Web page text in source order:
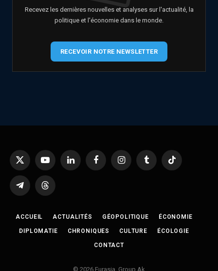
Recevez les dernières nouvelles et analyses sur l'actualité, la
politique et l'économie dans le monde.
RECEVOIR NOTRE NEWSLETTER
X
YouTubeLinkedIn FacebookInstagramTumblr TikTok
TelegramThreads
ACCUEIL ACTUALITÉS GÉOPOLITIQUE ÉCONOMIE
DIPLOMATIE CHRONIQUES CULTURE ÉCOLOGIE
CONTACT
© 2026 Eurasia. Group Ak